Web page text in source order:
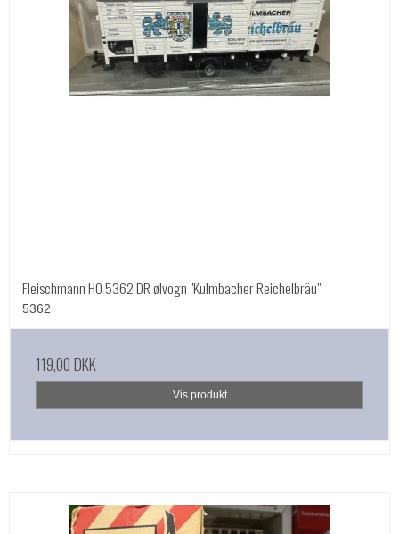
Fleischmann HO 5362 DR ølvogn "Kulmbacher Reichelbräu"
5362
119,00 DKK
Vis produkt